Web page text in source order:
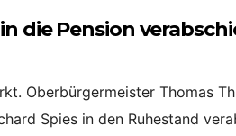
die Pension
Oberbürgermeister Thomas
Spies in den Ruhestand